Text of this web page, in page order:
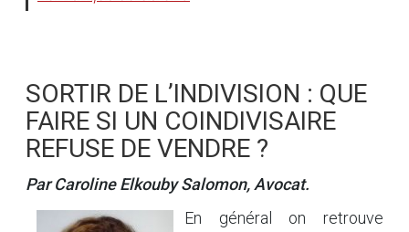
SORTIR DE L’INDIVISION : QUE
FAIRE SI UN COINDIVISAIRE
REFUSE DE VENDRE ?
Par Caroline Elkouby Salomon, Avocat.
En général on retrouve